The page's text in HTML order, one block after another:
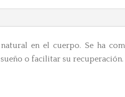
en el cuerpo. Se ha
o facilitar su recuperación.